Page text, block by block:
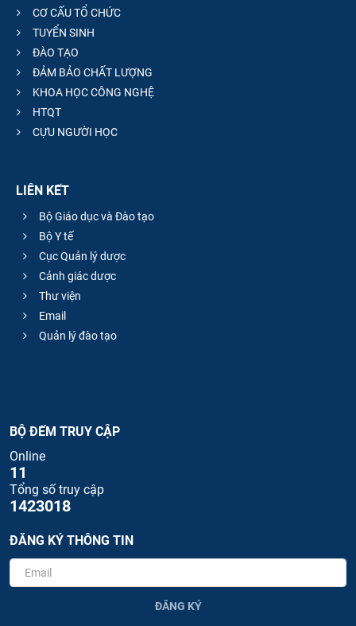
CƠ CẤU TỔ CHỨC
TUYỂN SINH
ĐÀO TẠO
ĐẢM BẢO CHẤT LƯỢNG
KHOA HỌC CÔNG NGHỆ
HTQT
CỰU NGƯỜI HỌC
LIÊN KẾT
Bộ Giáo dục và Đào tạo
Bộ Y tế
Cục Quản lý dược
Cảnh giác dược
Thư viện
Email
Quản lý đào tạo
BỘ ĐẾM TRUY CẬP
Online
11
Tổng số truy cập
1423018
ĐĂNG KÝ THÔNG TIN
ĐĂNG KÝ